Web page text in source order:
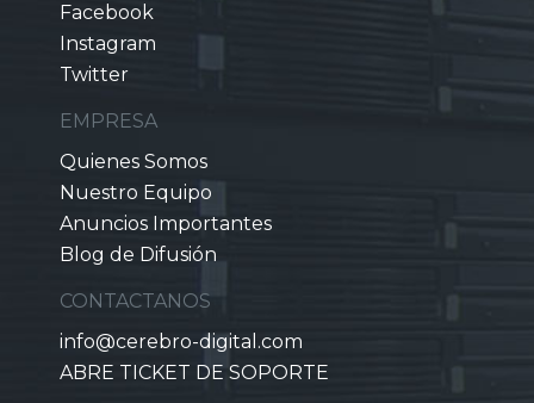
Facebook
Instagram
Twitter
EMPRESA
Quienes Somos
Nuestro Equipo
Anuncios Importantes
Blog de Difusión
CONTACTANOS
info@cerebro-digital.com
ABRE TICKET DE SOPORTE